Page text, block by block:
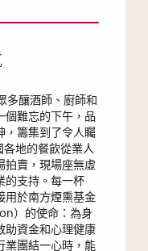
釀酒師、廚師和
個難忘的下午，品
，籌集到了令人矚
地的餐飲從業人
拍賣，現場座無虛
的支持。每一杯
用於南方煙熏基金
）的使命：為身
助資金和心理健康
業團結一心時，能